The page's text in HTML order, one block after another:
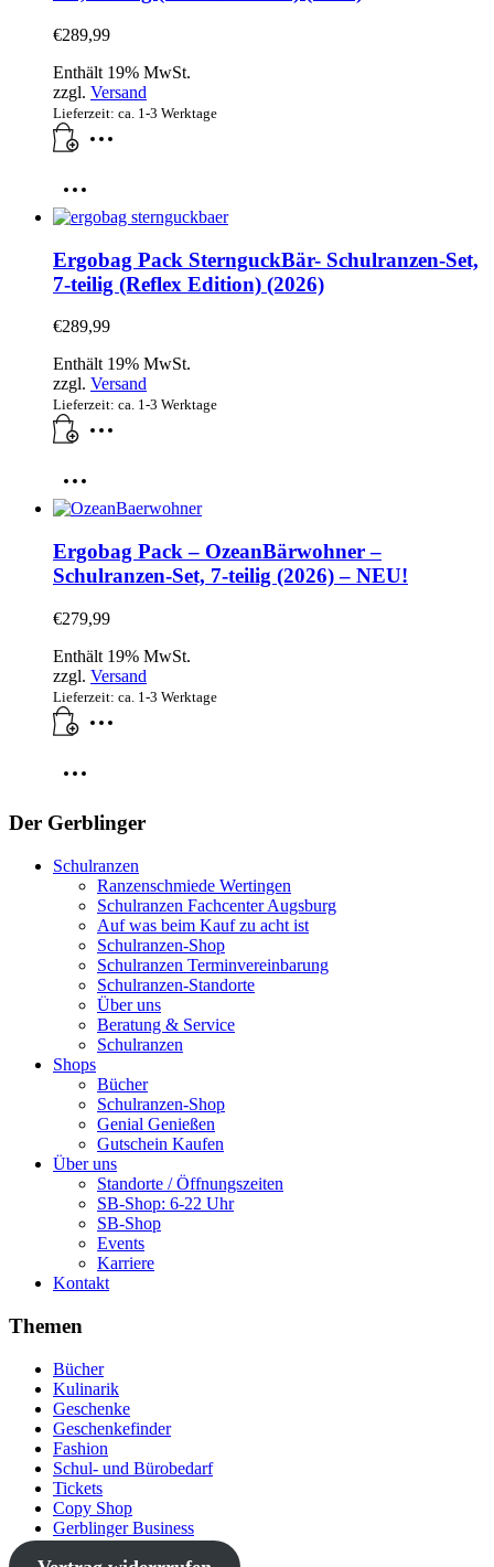
€289,99
Enthält 19% MwSt.
zzgl. Versand
Lieferzeit: ca. 1-3 Werktage
Ergobag Pack SternguckBär- Schulranzen-Set,
7-teilig (Reflex Edition) (2026)
€289,99
Enthält 19% MwSt.
zzgl. Versand
Lieferzeit: ca. 1-3 Werktage
Ergobag Pack – OzeanBärwohner –
Schulranzen-Set, 7-teilig (2026) – NEU!
€279,99
Enthält 19% MwSt.
zzgl. Versand
Lieferzeit: ca. 1-3 Werktage
Der Gerblinger
Schulranzen
Ranzenschmiede Wertingen
Schulranzen Fachcenter Augsburg
Auf was beim Kauf zu acht ist
Schulranzen-Shop
Schulranzen Terminvereinbarung
Schulranzen-Standorte
Über uns
Beratung & Service
Schulranzen
Shops
Bücher
Schulranzen-Shop
Genial Genießen
Gutschein Kaufen
Über uns
Standorte / Öffnungszeiten
SB-Shop: 6-22 Uhr
SB-Shop
Events
Karriere
Kontakt
Themen
Bücher
Kulinarik
Geschenke
Geschenkefinder
Fashion
Schul- und Bürobedarf
Tickets
Copy Shop
Gerblinger Business